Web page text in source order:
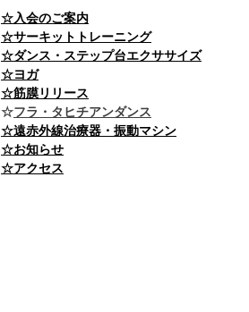
☆入会のご案内
☆サーキットトレーニング
☆ダンス・ステップ台エクササイズ
☆ヨガ
☆筋膜リリース
​☆フラ・タヒチアンダンス
☆遠赤外線治療器・振動マシン
☆お知らせ
​​☆アクセス